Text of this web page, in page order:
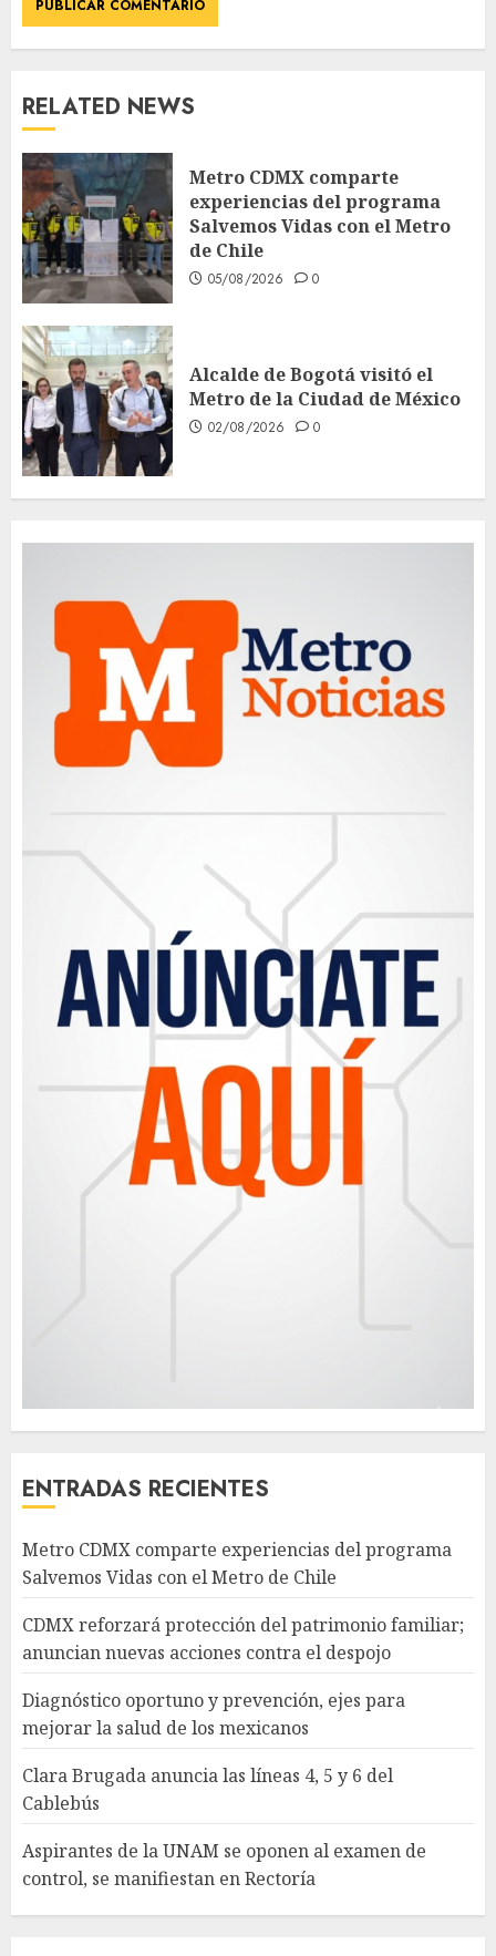
RELATED NEWS
Metro CDMX comparte
experiencias del programa
Salvemos Vidas con el Metro
de Chile
05/08/2026 0
Alcalde de Bogotá visitó el
Metro de la Ciudad de México
02/08/2026 0
ENTRADAS RECIENTES
Metro CDMX comparte experiencias del programa
Salvemos Vidas con el Metro de Chile
CDMX reforzará protección del patrimonio familiar;
anuncian nuevas acciones contra el despojo
Diagnóstico oportuno y prevención, ejes para
mejorar la salud de los mexicanos
Clara Brugada anuncia las líneas 4, 5 y 6 del
Cablebús
Aspirantes de la UNAM se oponen al examen de
control, se manifiestan en Rectoría